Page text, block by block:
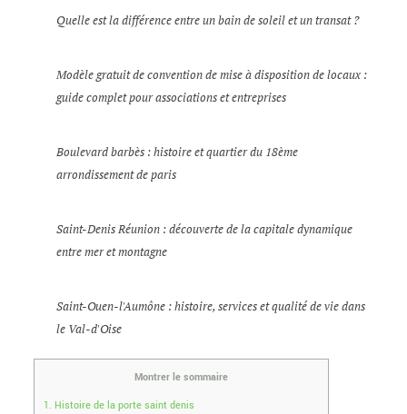
Quelle est la différence entre un bain de soleil et un transat ?
Modèle gratuit de convention de mise à disposition de locaux :
guide complet pour associations et entreprises
Boulevard barbès : histoire et quartier du 18ème
arrondissement de paris
Saint-Denis Réunion : découverte de la capitale dynamique
entre mer et montagne
Saint-Ouen-l'Aumône : histoire, services et qualité de vie dans
le Val-d'Oise
Montrer le sommaire
1. Histoire de la porte saint denis